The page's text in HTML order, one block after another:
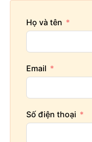
Họ và tên
Email
Số điện thoại